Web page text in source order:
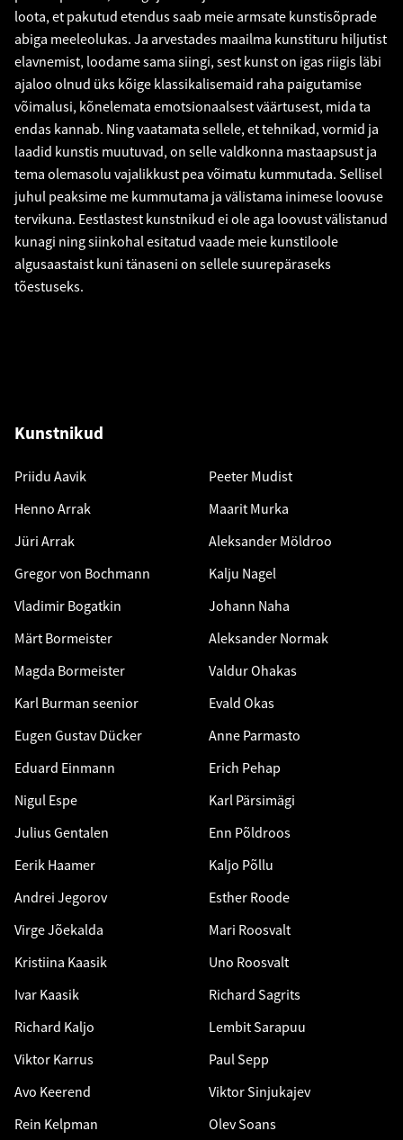
loota, et pakutud etendus saab meie armsate kunstisõprade
abiga meeleolukas. Ja arvestades maailma kunstituru hiljutist
elavnemist, loodame sama siingi, sest kunst on igas riigis läbi
ajaloo olnud üks kõige klassikalisemaid raha paigutamise
võimalusi, kõnelemata emotsionaalsest väärtusest, mida ta
endas kannab. Ning vaatamata sellele, et tehnikad, vormid ja
laadid kunstis muutuvad, on selle valdkonna mastaapsust ja
tema olemasolu vajalikkust pea võimatu kummutada. Sellisel
juhul peaksime me kummutama ja välistama inimese loovuse
tervikuna. Eestlastest kunstnikud ei ole aga loovust välistanud
kunagi ning siinkohal esitatud vaade meie kunstiloole
algusaastaist kuni tänaseni on sellele suurepäraseks
tõestuseks.
Kunstnikud
Priidu Aavik
Henno Arrak
Jüri Arrak
Gregor von Bochmann
Vladimir Bogatkin
Märt Bormeister
Magda Bormeister
Karl Burman seenior
Eugen Gustav Dücker
Eduard Einmann
Nigul Espe
Julius Gentalen
Eerik Haamer
Andrei Jegorov
Virge Jõekalda
Kristiina Kaasik
Ivar Kaasik
Richard Kaljo
Viktor Karrus
Avo Keerend
Rein Kelpman
Peeter Mudist
Maarit Murka
Aleksander Möldroo
Kalju Nagel
Johann Naha
Aleksander Normak
Valdur Ohakas
Evald Okas
Anne Parmasto
Erich Pehap
Karl Pärsimägi
Enn Põldroos
Kaljo Põllu
Esther Roode
Mari Roosvalt
Uno Roosvalt
Richard Sagrits
Lembit Sarapuu
Paul Sepp
Viktor Sinjukajev
Olev Soans